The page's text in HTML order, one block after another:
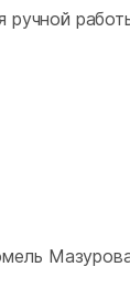
ручной